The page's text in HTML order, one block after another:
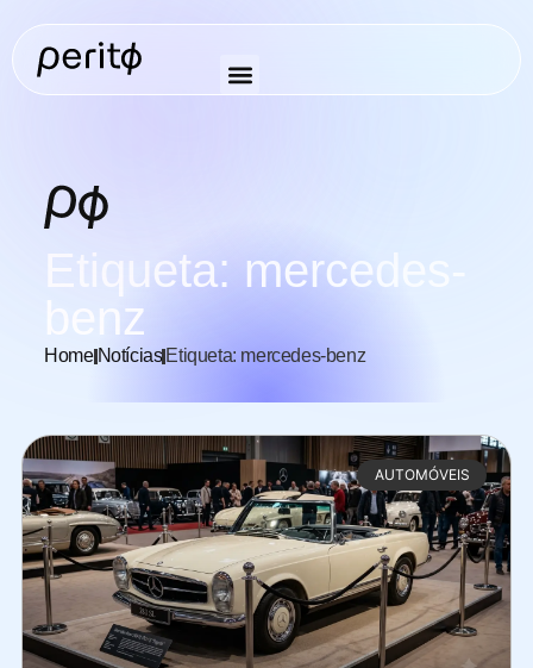
Etiqueta: mercedes-
benz
HomeNotícias Etiqueta: mercedes-benz
AUTOMÓVEIS